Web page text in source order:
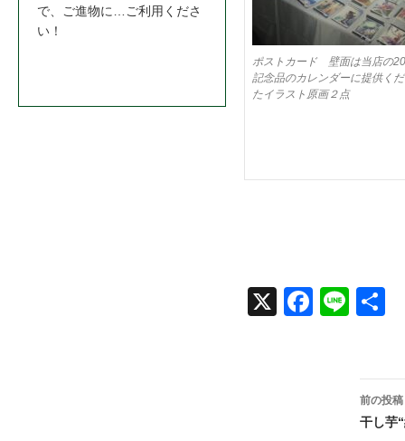
ポストカード 壁面は当店の
記念品のカレンダーに提供く
たイラスト原画２点
Face
Line
投
稿
前の投稿
干し芋
で、ご進物に…ご利用くださ
い！